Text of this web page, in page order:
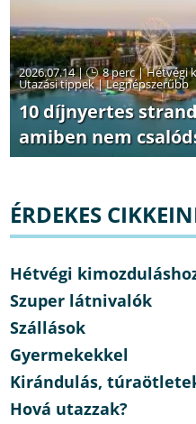
2026.07.14 | 8 perc|Hétvégi
Utazási tippek|Legnépszerűbb
10 díjnyertes
amiben nem
ÉRDEKES
Hétvégi
Szuper látnivalók
Szállások
Gyermekekkel
Kirándulás,
Hová utazzak?